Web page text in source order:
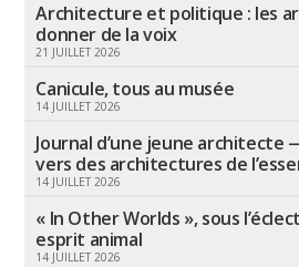
Architecture et politique : les
donner de la voix
21 JUILLET 2026
Canicule, tous au musée
14 JUILLET 2026
Journal d’une jeune architecte
vers des architectures de
14 JUILLET 2026
« In Other Worlds », sous
esprit animal
14 JUILLET 2026